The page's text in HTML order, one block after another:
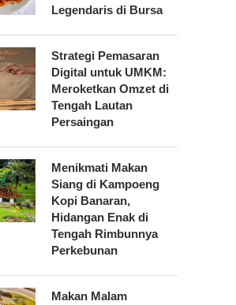
Legendaris di Bursa
Strategi Pemasaran
Digital untuk UMKM:
Meroketkan Omzet di
Tengah Lautan
Persaingan
Menikmati Makan
Siang di Kampoeng
Kopi Banaran,
Hidangan Enak di
Tengah Rimbunnya
Perkebunan
Makan Malam